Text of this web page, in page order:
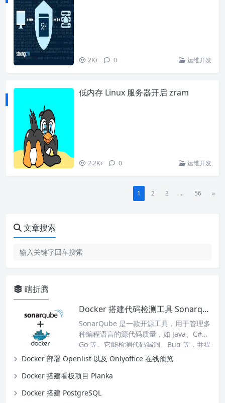
2K+ 0 运维开发
低内存 Linux 服务器开启 zram
2.2K+ 0 运维开发
1 2 3 ... 56 »
文章搜索
瞎折腾
Docker 搭建代码检测工具 Sonarqube
SonarQube 是一款开源工具，用于管理多
种编程语言的源代码质量，如 Java、C#、
Go 等。它能检测代码漏洞、Bug 等，并提
供 IDE 和持续集成工具支持，安装教程如
下： 1. 安装 PostgreSQL 搭建参考：Dock
er 搭建 PostgreSQL 2. 安装 Sonarqube
image: sonarqu…
Docker 部署 Openlist 以及 Onlyoffice 在线预览
Docker 搭建看板项目 Planka
Docker 搭建 PostgreSQL